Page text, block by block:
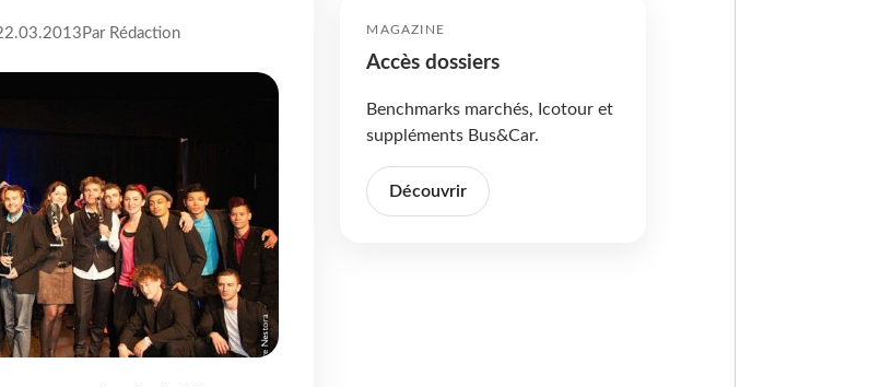
Par Rédaction MAGAZINE
Accès dossiers
Benchmarks marchés, Icotour et
suppléments Bus&Car.
Découvrir